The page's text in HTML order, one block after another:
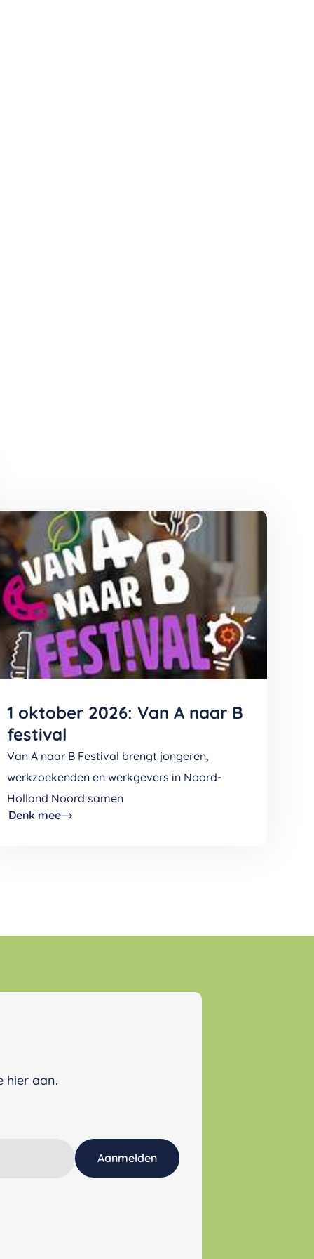
1 oktober 2026: Van A naar B
festival
Van A naar B Festival brengt jongeren,
werkzoekenden en werkgevers in Noord-
Holland Noord samen
Denk mee
hier aan.